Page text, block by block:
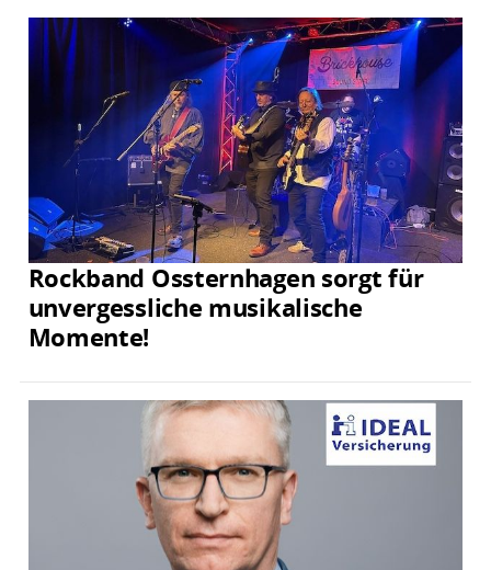
Rockband Ossternhagen sorgt für
unvergessliche musikalische
Momente!